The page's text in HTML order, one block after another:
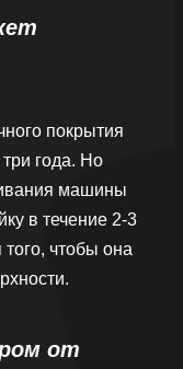
покрытия
года. Но
машины
в течение 2-3
чтобы она
от